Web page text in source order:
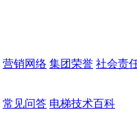
营销网络 集团荣誉 社会责
常见问答 电梯技术百科